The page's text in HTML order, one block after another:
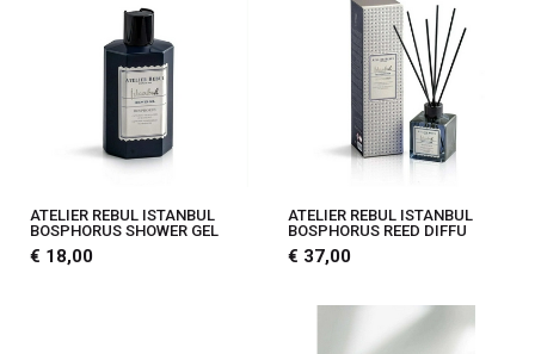
ATELIER REBUL ISTANBUL
BOSPHORUS SHOWER GEL
€ 18,00
ATELIER REBUL ISTANBUL
BOSPHORUS REED DIFFU
€ 37,00